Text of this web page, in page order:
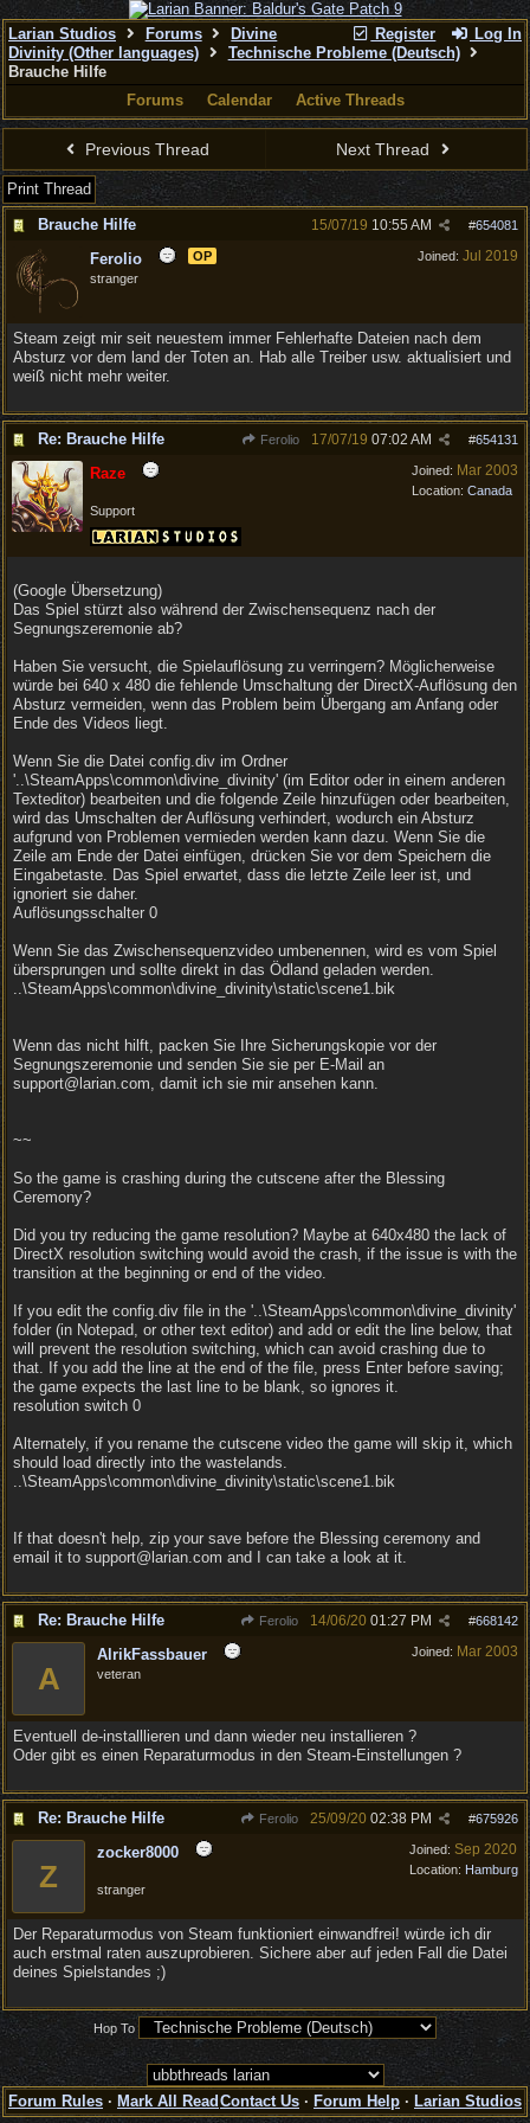
Register Log In
Larian Studios Forums
Divine
Divinity (Other languages)
Technische Probleme (Deutsch)
Brauche Hilfe
Forums
Calendar Active Threads
Previous Thread Next Thread
Print Thread
Brauche Hilfe
#654081
15/07/19 10:55 AM
Joined: Jul 2019
Ferolio
OP
stranger
Steam zeigt mir seit neuestem immer Fehlerhafte Dateien nach dem
Absturz vor dem land der Toten an. Hab alle Treiber usw. aktualisiert und
weiß nicht mehr weiter.
Re: Brauche Hilfe Ferolio #654131
17/07/19 07:02 AM
Joined: Mar 2003
Location: Canada
Raze
Support
(Google Übersetzung)
Das Spiel stürzt also während der Zwischensequenz nach der
Segnungszeremonie ab?
Haben Sie versucht, die Spielauflösung zu verringern? Möglicherweise
würde bei 640 x 480 die fehlende Umschaltung der DirectX-Auflösung den
Absturz vermeiden, wenn das Problem beim Übergang am Anfang oder
Ende des Videos liegt.
Wenn Sie die Datei config.div im Ordner
'..\SteamApps\common\divine_divinity' (im Editor oder in einem anderen
Texteditor) bearbeiten und die folgende Zeile hinzufügen oder bearbeiten,
wird das Umschalten der Auflösung verhindert, wodurch ein Absturz
aufgrund von Problemen vermieden werden kann dazu. Wenn Sie die
Zeile am Ende der Datei einfügen, drücken Sie vor dem Speichern die
Eingabetaste. Das Spiel erwartet, dass die letzte Zeile leer ist, und
ignoriert sie daher.
Auflösungsschalter 0
Wenn Sie das Zwischensequenzvideo umbenennen, wird es vom Spiel
übersprungen und sollte direkt in das Ödland geladen werden.
..\SteamApps\common\divine_divinity\static\scene1.bik
Wenn das nicht hilft, packen Sie Ihre Sicherungskopie vor der
Segnungszeremonie und senden Sie sie per E-Mail an
support@larian.com, damit ich sie mir ansehen kann.
~~
So the game is crashing during the cutscene after the Blessing
Ceremony?
Did you try reducing the game resolution? Maybe at 640x480 the lack of
DirectX resolution switching would avoid the crash, if the issue is with the
transition at the beginning or end of the video.
If you edit the config.div file in the '..\SteamApps\common\divine_divinity'
folder (in Notepad, or other text editor) and add or edit the line below, that
will prevent the resolution switching, which can avoid crashing due to
that. If you add the line at the end of the file, press Enter before saving;
the game expects the last line to be blank, so ignores it.
resolution switch 0
Alternately, if you rename the cutscene video the game will skip it, which
should load directly into the wastelands.
..\SteamApps\common\divine_divinity\static\scene1.bik
If that doesn't help, zip your save before the Blessing ceremony and
email it to support@larian.com and I can take a look at it.
Re: Brauche Hilfe Ferolio #668142
14/06/20 01:27 PM
Joined: Mar 2003
A
AlrikFassbauer
veteran
Eventuell de-installlieren und dann wieder neu installieren ?
Oder gibt es einen Reparaturmodus in den Steam-Einstellungen ?
Re: Brauche Hilfe Ferolio #675926
25/09/20 02:38 PM
Joined: Sep 2020
Location: Hamburg
Z
zocker8000
stranger
Der Reparaturmodus von Steam funktioniert einwandfrei! würde ich dir
auch erstmal raten auszuprobieren. Sichere aber auf jeden Fall die Datei
deines Spielstandes ;)
Hop To
Forum Rules · Mark All Read Contact Us · Forum Help · Larian Studios